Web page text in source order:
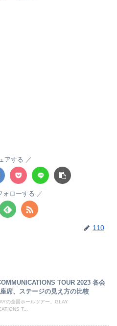
アする
ォローする
110
TOUR 2023 各会
席、ステージの見え方の比較
の全国ホールツアー、GLAY
T...